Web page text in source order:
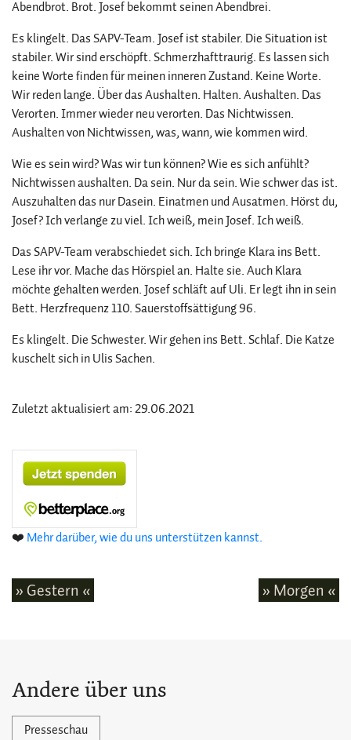
Abendbrot. Brot. Josef bekommt seinen Abendbrei.
Es klingelt. Das SAPV-Team. Josef ist stabiler. Die Situation ist
stabiler. Wir sind erschöpft. Schmerzhafttraurig. Es lassen sich
keine Worte finden für meinen inneren Zustand. Keine Worte.
Wir reden lange. Über das Aushalten. Halten. Aushalten. Das
Verorten. Immer wieder neu verorten. Das Nichtwissen.
Aushalten von Nichtwissen, was, wann, wie kommen wird.
Wie es sein wird? Was wir tun können? Wie es sich anfühlt?
Nichtwissen aushalten. Da sein. Nur da sein. Wie schwer das ist.
Auszuhalten das nur Dasein. Einatmen und Ausatmen. Hörst du,
Josef? Ich verlange zu viel. Ich weiß, mein Josef. Ich weiß.
Das SAPV-Team verabschiedet sich. Ich bringe Klara ins Bett.
Lese ihr vor. Mache das Hörspiel an. Halte sie. Auch Klara
möchte gehalten werden. Josef schläft auf Uli. Er legt ihn in sein
Bett. Herzfrequenz 110. Sauerstoffsättigung 96.
Es klingelt. Die Schwester. Wir gehen ins Bett. Schlaf. Die Katze
kuschelt sich in Ulis Sachen.
Zuletzt aktualisiert am: 29.06.2021
❤️ Mehr darüber, wie du uns unterstützen kannst.
» Gestern « » Morgen «
Andere über uns
Presseschau